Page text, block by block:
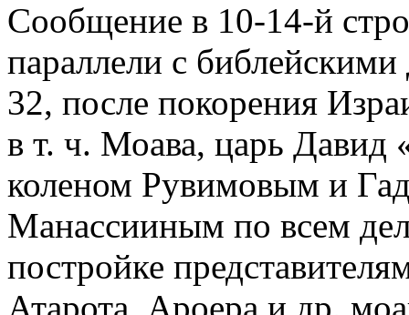
Cообщение в 10-14-й
параллели с
32, после покорения
в т. ч. Моава, царь Давид
коленом Рувимовым и
Манассииным по всем
постройке